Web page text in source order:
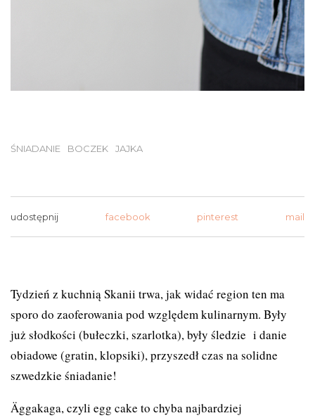
ŚNIADANIE BOCZEK JAJKA
udostępnij facebook pinterest mail
Tydzień z kuchnią Skanii trwa, jak widać region ten ma
sporo do zaoferowania pod względem kulinarnym. Były
już słodkości (bułeczki,szarlotka), były śledzie i danie
obiadowe (gratin,klopsiki), przyszedł czas na solidne
szwedzkie śniadanie!
Äggakaga, czyli egg cake to chyba najbardziej